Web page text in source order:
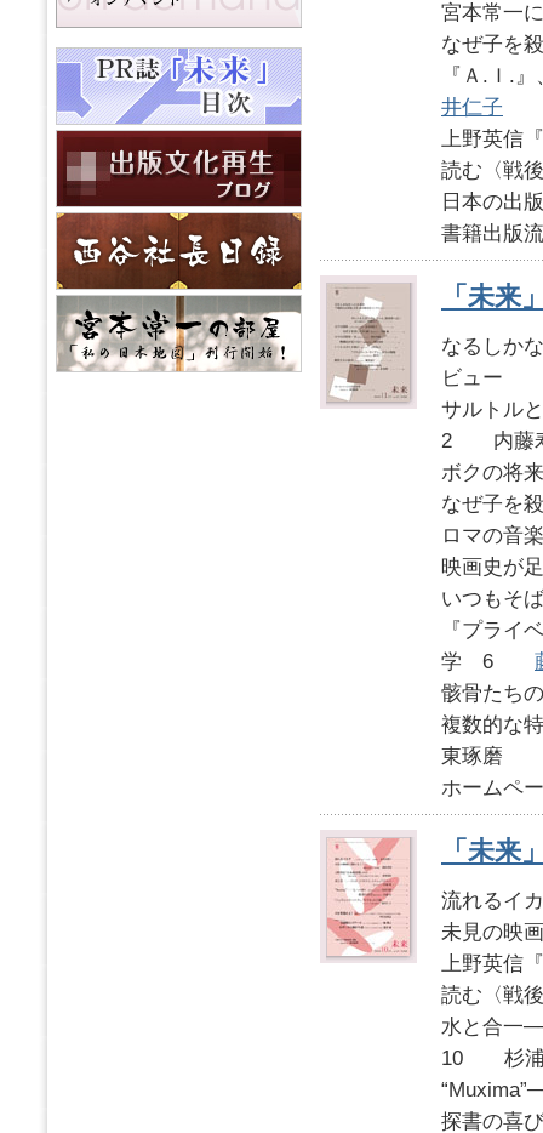
宮本常一
なぜ子を
『Ａ.Ｉ.
井仁子
上野英信
読む〈
日本の出
書籍出版
「未来
なるしか
ビュー
サルトル
2 内藤
ボクの将
なぜ子を
ロマの
映画史
いつもそ
『プライ
学 6
骸骨たち
複数的な
東琢磨
ホームペ
「未来
流れるイ
未見の映
上野英信
読む〈
水と合一
10 杉浦
探書の